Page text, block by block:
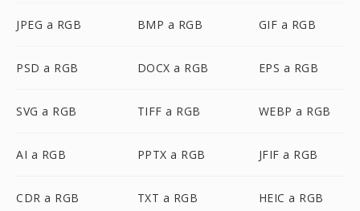
JPEG a RGB BMP a RGB GIF a RGB
PSD a RGB DOCX a RGB EPS a RGB
SVG a RGB TIFF a RGB WEBP a RGB
AI a RGB PPTX a RGB JFIF a RGB
CDR a RGB TXT a RGB HEIC a RGB